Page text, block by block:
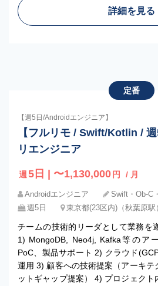
詳細を見る
定番
【週5日/Androidエンジニア】
【フルリモ / Swift/Kotlin /
リエンジニア
週 5日 | 〜1,130,000 円 / 月
Androidエンジニア
Swift・Ob-C
週5日
東京都(23区内)（秋葉原駅
チームの技術的リーダとして業務を
1) MongoDB, Neo4j, Kafka等のア
PoC、製品サポート 2) クラウド
運用 3) 顧客への技術提案（アーキテ
ットギャップ提案） 4) プロジェク